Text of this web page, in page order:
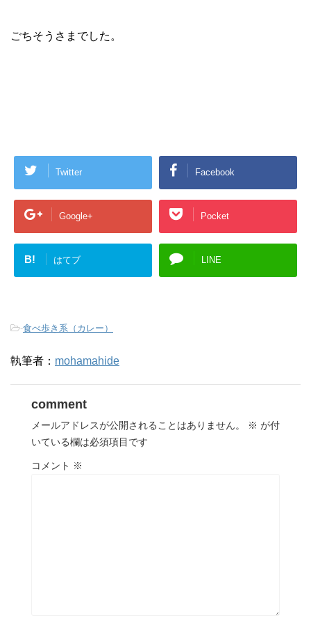
ごちそうさまでした。
Twitter Facebook
Google+ Pocket
B! はてブ LINE
-食べ歩き系（カレー）
執筆者： mohamahide
comment
メールアドレスが公開されることはありません。 ※ が付
いている欄は必須項目です
コメント ※